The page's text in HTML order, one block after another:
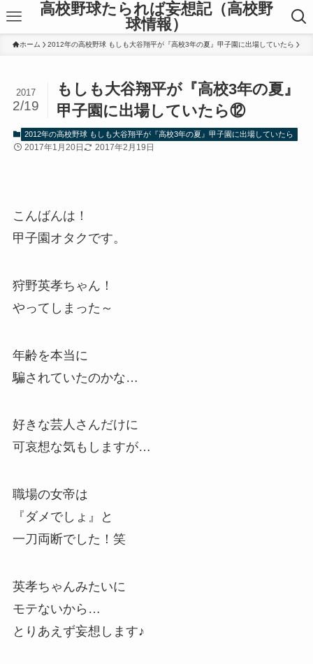
高校野球たられば妄想記（高校野
球情報）
ホーム 2012年の高校野球 もしも大谷翔平が『高校3年の夏』甲子園に出場していたら
もしも大谷翔平が『高校3年の夏』
甲子園に出場していたら⑫
2017
2/19
2012年の高校野球 もしも大谷翔平が『高校3年の夏』甲子園に出場していたら
2017年1月20日 2017年2月19日
こんばんは！
甲子園オタクです。
狩野英孝ちゃん！
やってしまった～
年齢を本当に
騙されていたのかな…
好きな芸人さんだけに
可哀想な気もしますが…
職場の女帝は
『ダメでしょ』と
一刀両断でした！笑
英孝ちゃんみたいに
モテないから…
とりあえず妄想します♪